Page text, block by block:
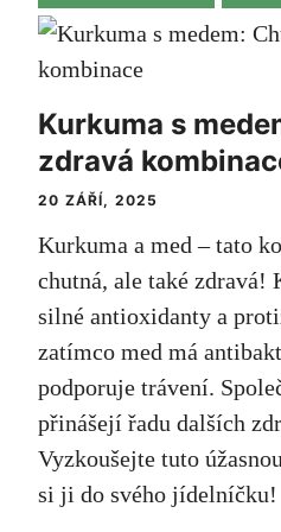
Kurkuma s
zdravá
20 ZÁŘÍ, 2025
Kurkuma a med – tato
chutná, ale také zdravá!
silné antioxidanty a
zatímco med má
podporuje trávení.
přinášejí řadu dalších
Vyzkoušejte tuto
si ji do svého jídelníčku!